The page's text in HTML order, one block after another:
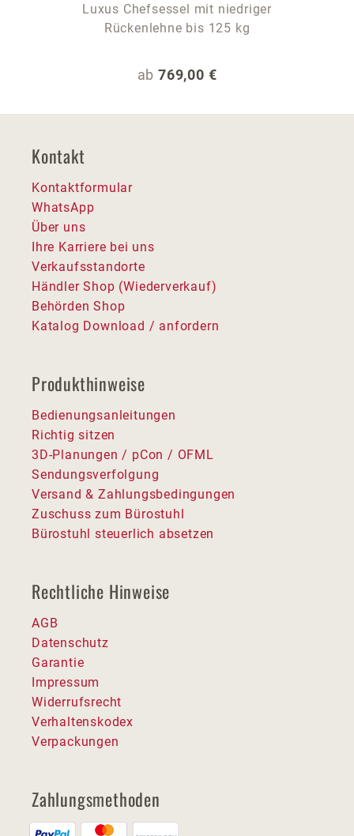
Luxus Chefsessel mit niedriger
Rückenlehne bis 125 kg
Regulärer Preis:
ab 769,00 €
Kontakt
Kontaktformular
WhatsApp
Über uns
Ihre Karriere bei uns
Verkaufsstandorte
Händler Shop (Wiederverkauf)
Behörden Shop
Katalog Download / anfordern
Produkthinweise
Bedienungsanleitungen
Richtig sitzen
3D-Planungen / pCon / OFML
Sendungsverfolgung
Versand & Zahlungsbedingungen
Zuschuss zum Bürostuhl
Bürostuhl steuerlich absetzen
Rechtliche Hinweise
AGB
Datenschutz
Garantie
Impressum
Widerrufsrecht
Verhaltenskodex
Verpackungen
Zahlungsmethoden